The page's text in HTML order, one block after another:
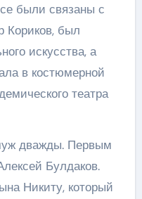
были связаны с
Кориков, был
искусства, а
в костюмерной
театра
дважды. Первым
Булдаков.
Никиту, который